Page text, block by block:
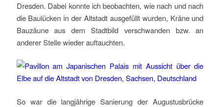
Dresden. Dabei konnte ich beobachten, wie nach und nach
die Baulücken in der Altstadt ausgefüllt wurden, Kräne und
Bauzäune aus dem Stadtbild verschwanden bzw. an
anderer Stelle wieder auftauchten.
So war die langjährige Sanierung der Augustusbrücke